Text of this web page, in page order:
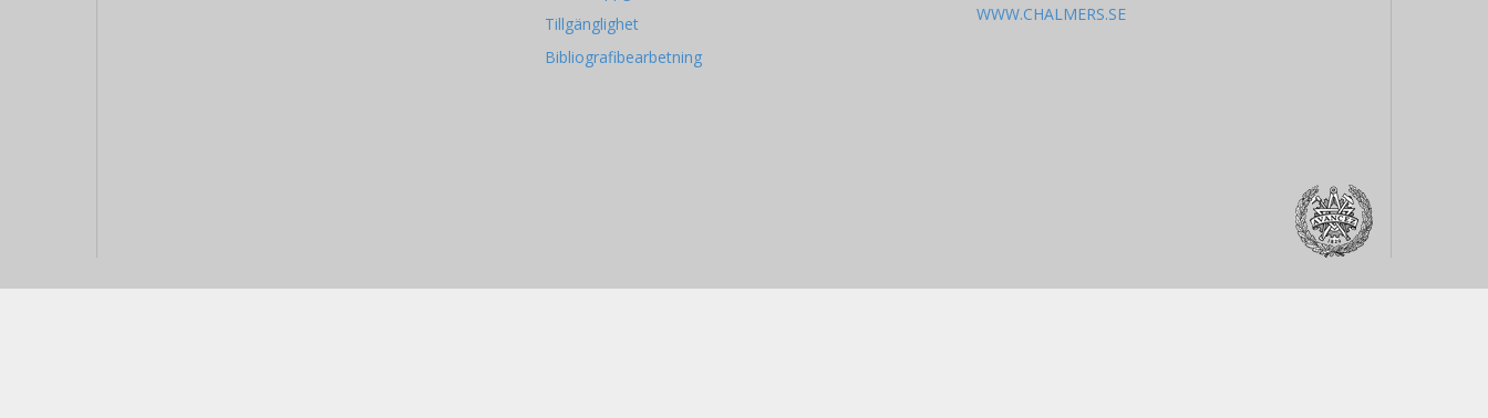
Tillgänglighet
Bibliografibearbetning
WWW.CHALMERS.SE